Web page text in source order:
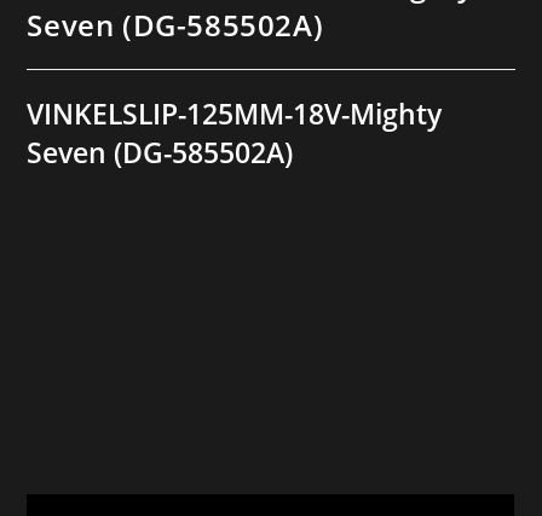
Seven (DG-585502A)
VINKELSLIP-125MM-18V-Mighty
Seven (DG-585502A)